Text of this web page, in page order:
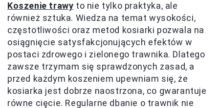
Koszenie trawy to nie tylko praktyka, ale
również sztuka. Wiedza na temat wysokości,
częstotliwości oraz metod kosiarki pozwala na
osiągnięcie satysfakcjonujących efektów w
postaci zdrowego i zielonego trawnika. Dlatego
zawsze trzymam się sprawdzonych zasad, a
przed każdym koszeniem upewniam się, że
kosiarka jest dobrze naostrzona, co gwarantuje
równe cięcie. Regularne dbanie o trawnik nie